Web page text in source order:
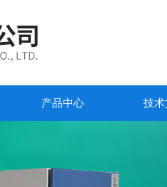
产品中心 技术